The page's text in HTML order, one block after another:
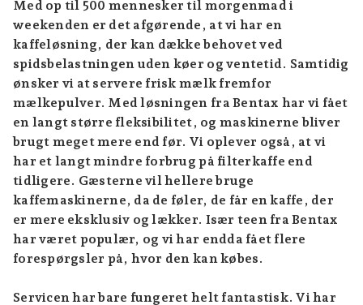
Med op til 500 mennesker til morgenmad i
weekenden er det afgørende, at vi har en
kaffeløsning, der kan dække behovet ved
spidsbelastningen uden køer og ventetid. Samtidig
ønsker vi at servere frisk mælk fremfor
mælkepulver. Med løsningen fra Bentax har vi fået
en langt større fleksibilitet, og maskinerne bliver
brugt meget mere end før. Vi oplever også, at vi
har et langt mindre forbrug på filterkaffe end
tidligere. Gæsterne vil hellere bruge
kaffemaskinerne, da de føler, de får en kaffe, der
er mere eksklusiv og lækker. Især teen fra Bentax
har været populær, og vi har endda fået flere
forespørgsler på, hvor den kan købes.
Servicen har bare fungeret helt fantastisk. Vi har